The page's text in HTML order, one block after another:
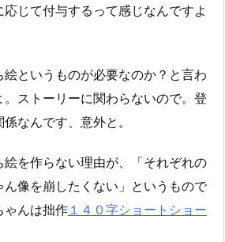
じて付与するって感じなんですよ
というものが必要なのか？と言わ
ストーリーに関わらないので。登
なんです、意外と。
を作らない理由が、「それぞれの
像を崩したくない」というもので
ゃんは拙作 １４０字ショートショー